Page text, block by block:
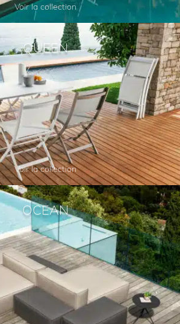
Voir la collection
QUEEN
Voir la collection
OCEAN